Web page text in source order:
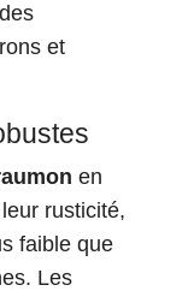
et
en
rusticité,
faible que
Les